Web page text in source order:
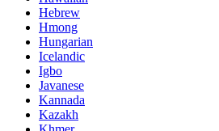
Hebrew
Hmong
Hungarian
Icelandic
Igbo
Javanese
Kannada
Kazakh